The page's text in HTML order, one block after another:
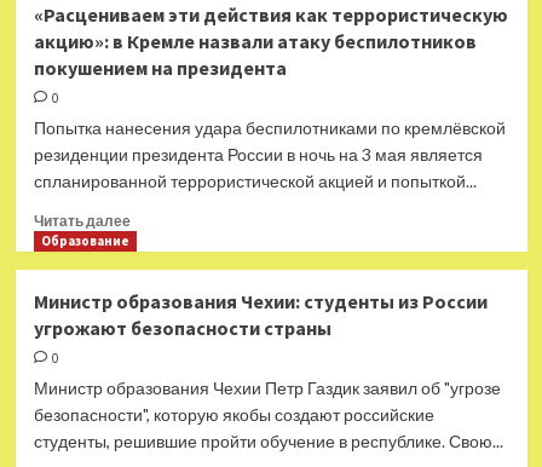
силах
в
Европе
знаем,
что
решения
в
Киеве»:
Песков
о
причастности
США
к
атаке
Кремль
«Расцениваем эти действия как террористическую
акцию»: в Кремле назвали атаку беспилотников
покушением на президента
0
Попытка нанесения удара беспилотниками по кремлёвской
резиденции президента России в ночь на 3 мая является
спланированной террористической акцией и попыткой...
Читать далееПрочитать
эти
действия
террористическую
акцию»:
в
Кремле
Образование
Министр образования Чехии: студенты из России
угрожают безопасности страны
0
Министр образования Чехии Петр Газдик заявил об "угрозе
безопасности", которую якобы создают российские
студенты, решившие пройти обучение в республике. Свою...